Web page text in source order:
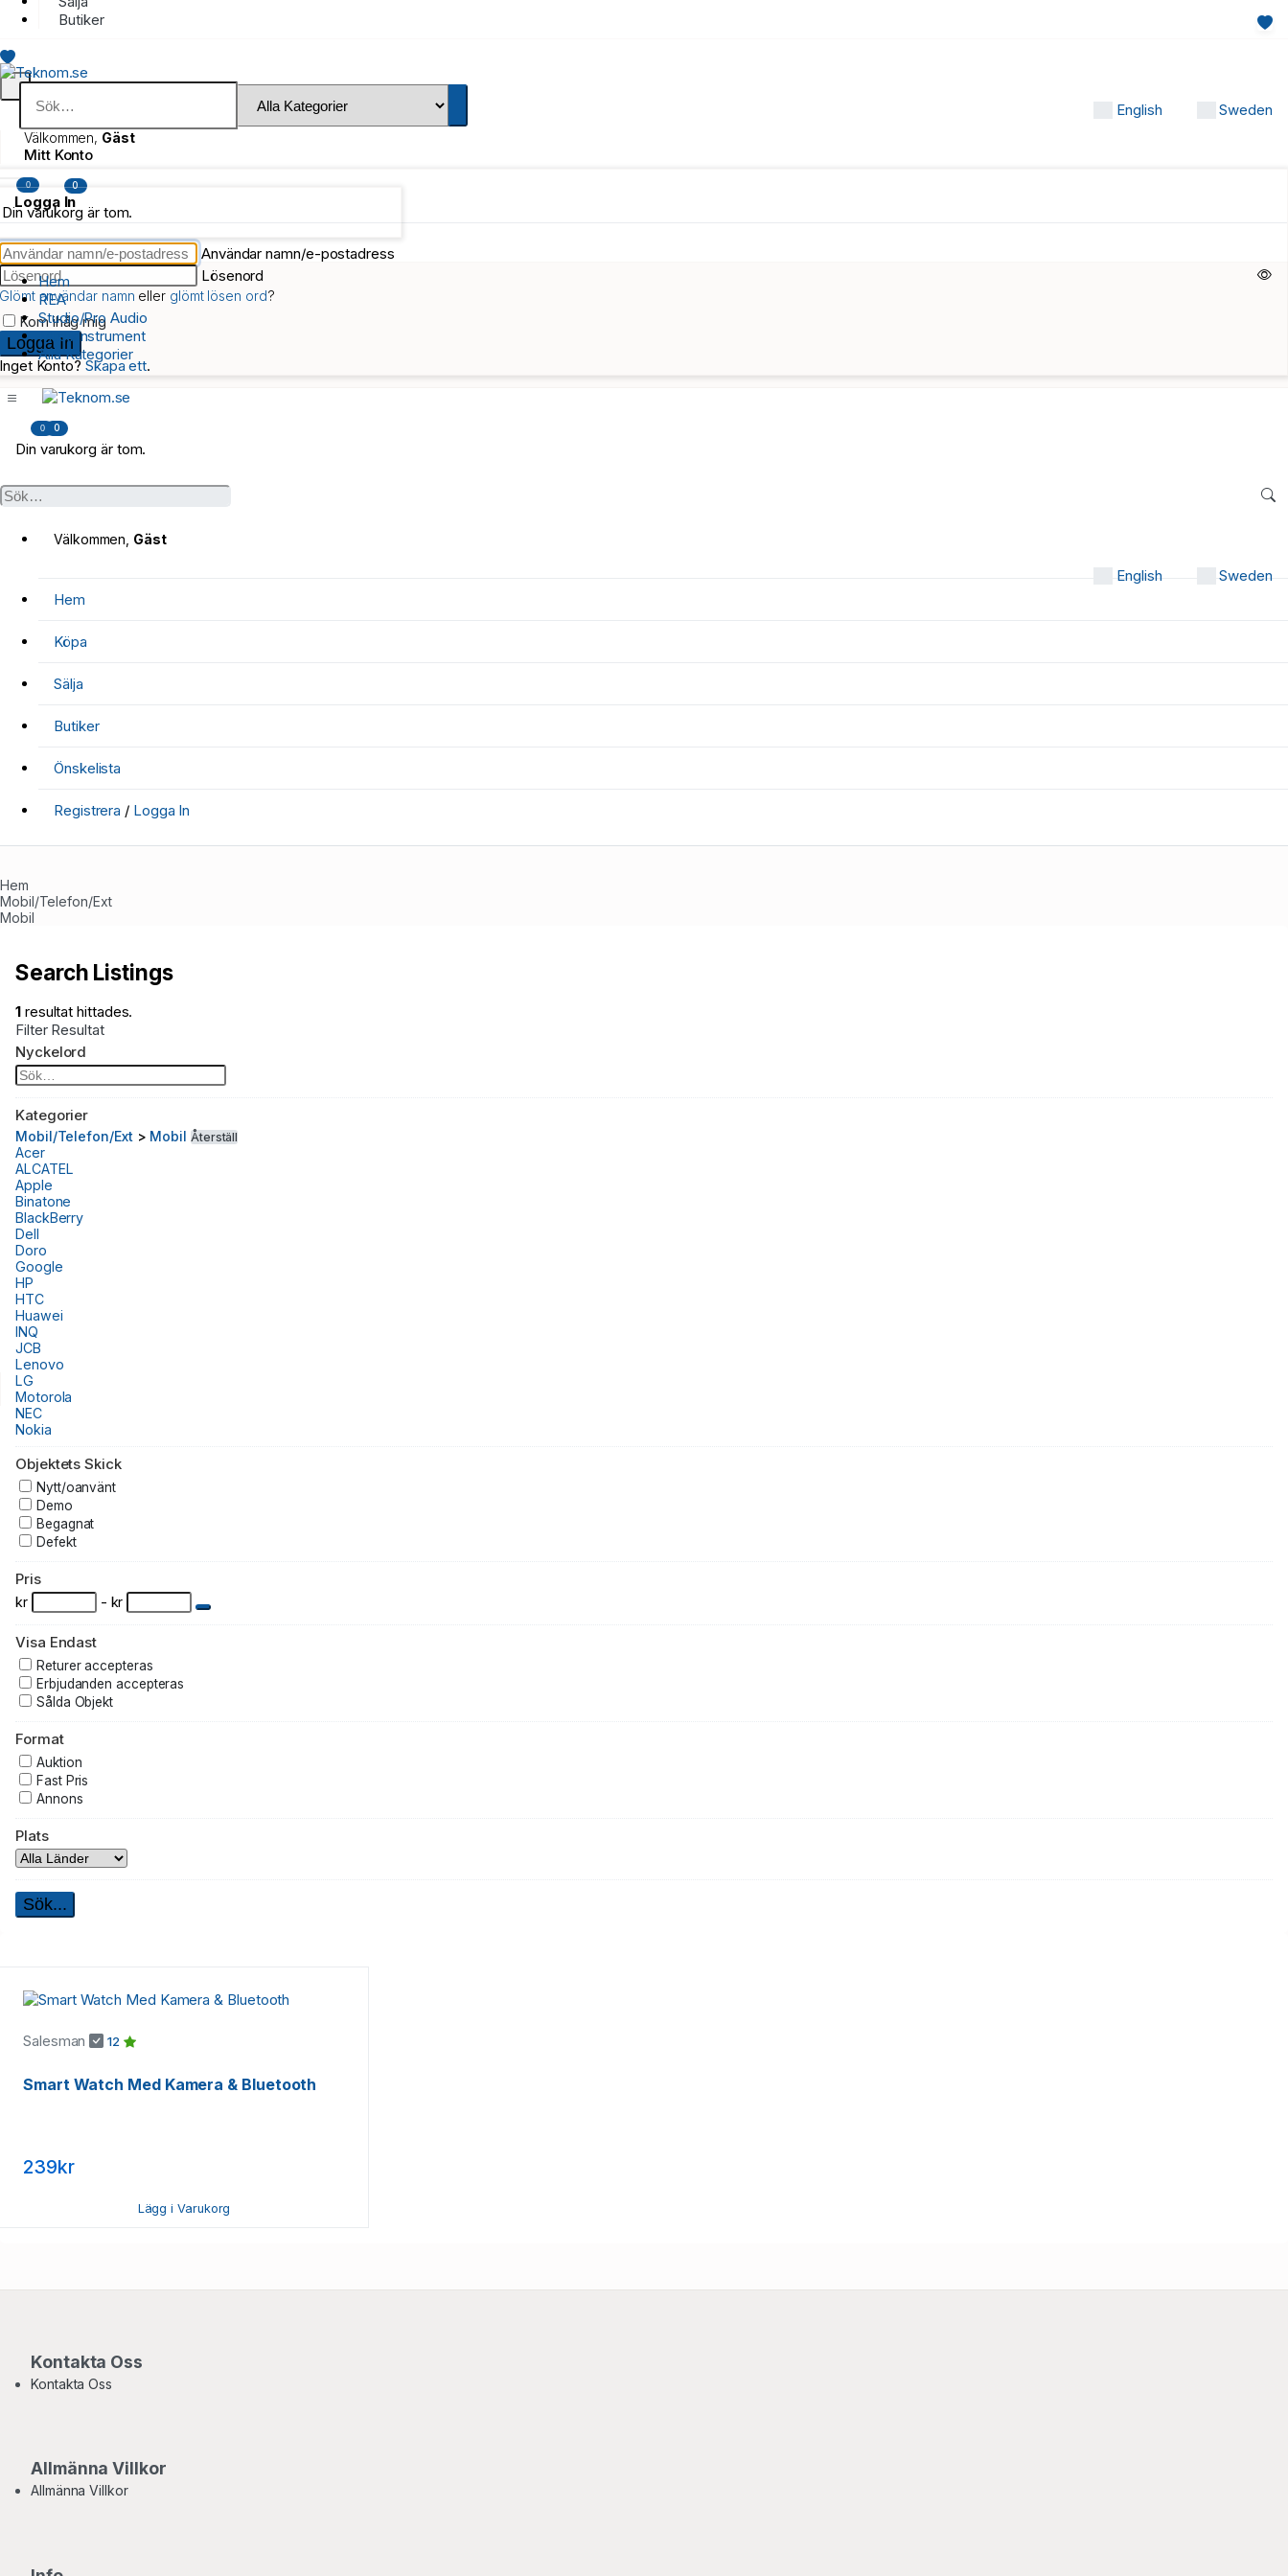
Butiker
English Sweden
Välkommen, Gäst
Mitt Konto
Logga In
Användar namn/e-postadress
Lösenord
Glömt användar namn eller glömt lösen ord?
Kom ihåg mig
Inget Konto?Skapa ett.
0 0
Din varukorg är tom.
Hem
REA
Studio/Pro Audio
Musikinstrument
Alla Kategorier
0 0
Din varukorg är tom.
Välkommen, Gäst
English
Sweden
Hem
Köpa
Sälja
Butiker
Önskelista
Registrera / Logga In
Hem
Mobil/Telefon/Ext
Mobil
Search Listings
1 resultat hittades.
Filter Resultat
Nyckelord
Kategorier
Mobil/Telefon/Ext> Mobil Återställ
Acer
ALCATEL
Apple
Binatone
BlackBerry
Dell
Doro
Google
HP
HTC
Huawei
INQ
JCB
Lenovo
LG
Motorola
NEC
Nokia
Oppo
Orange
Palm
Panasonic
Philips
Sagem
Sharp
Siemens
Sonim
Sony Ericsson
T-Mobile
Vertu
Virgin
Vodafone
ZTE
Andra Mobiler
Objektets Skick
Nytt/oanvänt
Demo
Begagnat
Defekt
Pris
kr - kr
Visa Endast
Returer accepteras
Erbjudanden accepteras
Sålda Objekt
Format
Auktion
Fast Pris
Annons
Plats
Salesman 12
Smart Watch Med Kamera & Bluetooth
239kr
Lägg i Varukorg
Kontakta Oss
Kontakta Oss
Allmänna Villkor
Allmänna Villkor